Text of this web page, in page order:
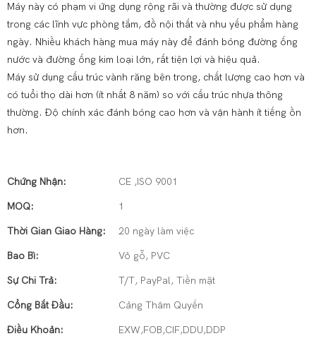
Máy này có phạm vi ứng dụng rộng rãi và thường được sử dụng
trong các lĩnh vực phòng tắm, đồ nội thất và nhu yếu phẩm hàng
ngày. Nhiều khách hàng mua máy này để đánh bóng đường ống
nước và đường ống kim loại lớn, rất tiện lợi và hiệu quả.
Máy sử dụng cấu trúc vành răng bên trong, chất lượng cao hơn và
có tuổi thọ dài hơn (ít nhất 8 năm) so với cấu trúc nhựa thông
thường. Độ chính xác đánh bóng cao hơn và vận hành ít tiếng ồn
hơn.
Chứng Nhận: CE ,ISO 9001
MOQ: 1
Thời Gian Giao Hàng: 20 ngày làm việc
Bao Bì: Vỏ gỗ, PVC
Sự Chi Trả: T/T, PayPal, Tiền mặt
Cổng Bắt Đầu: Cảng Thâm Quyến
Điều Khoản: EXW,FOB,CIF,DDU,DDP